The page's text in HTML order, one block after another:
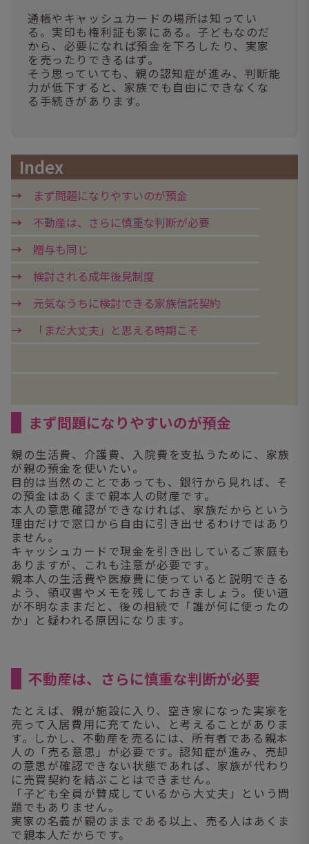
通帳やキャッシュカードの場所は知ってい
る。実印も権利証も家にある。子どもなのだ
から、必要になれば預金を下ろしたり、実家
を売ったりできるはず。
そう思っていても、親の認知症が進み、判断能
力が低下すると、家族でも自由にできなくな
る手続きがあります。
Index
まず問題になりやすいのが預金
不動産は、さらに慎重な判断が必要
贈与も同じ
検討される成年後見制度
元気なうちに検討できる家族信託契約
「まだ大丈夫」と思える時期こそ
まず問題になりやすいのが預金
親の生活費、介護費、入院費を支払うために、家族
が親の預金を使いたい。
目的は当然のことであっても、銀行から見れば、そ
の預金はあくまで親本人の財産です。
本人の意思確認ができなければ、家族だからという
理由だけで窓口から自由に引き出せるわけではあり
ません。
キャッシュカードで現金を引き出しているご家庭も
ありますが、これも注意が必要です。
親本人の生活費や医療費に使っていると説明できる
よう、領収書やメモを残しておきましょう。使い道
が不明なままだと、後の相続で「誰が何に使ったの
か」と疑われる原因になります。
不動産は、さらに慎重な判断が必要
たとえば、親が施設に入り、空き家になった実家を
売って入居費用に充てたい、と考えることがありま
す。しかし、不動産を売るには、所有者である親本
人の「売る意思」が必要です。認知症が進み、売却
の意思が確認できない状態であれば、家族が代わり
に売買契約を結ぶことはできません。
「子ども全員が賛成しているから大丈夫」という問
題でもありません。
実家の名義が親のままである以上、売る人はあくま
で親本人だからです。